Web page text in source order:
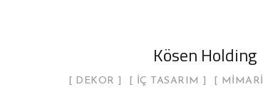
Kösen Holding
DEKOR İÇ TASARIM MIMARI